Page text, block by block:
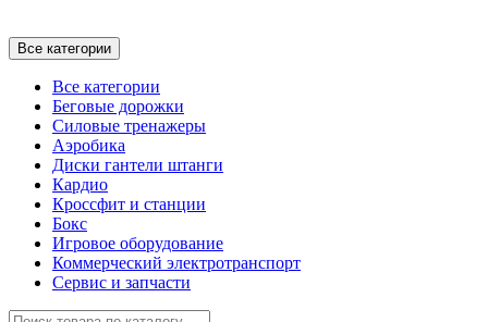
Все категории
Все категории
Беговые дорожки
Силовые тренажеры
Аэробика
Диски гантели штанги
Кардио
Кроссфит и станции
Бокс
Игровое оборудование
Коммерческий электротранспорт
Сервис и запчасти